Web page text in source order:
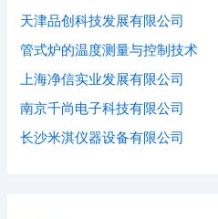
天津品创科技发展有限公司
管式炉的温度测量与控制技术
上海净信实业发展有限公司
南京千尚电子科技有限公司
长沙米淇仪器设备有限公司